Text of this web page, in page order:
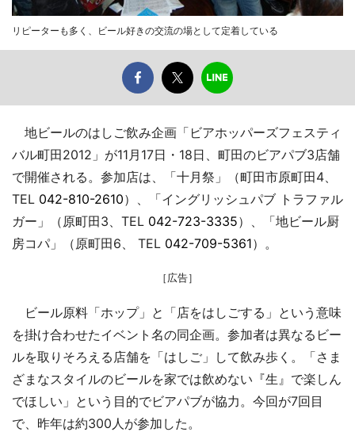
リピーターも多く、ビール好きの交流の場として定着している
地ビールのはしご飲み企画「ビアホッパーズフェスティ
バル町田2012」が11月17日・18日、町田のビアパブ3店舗
で開催される。参加店は、「十月祭」（町田市原町田4、
TEL 042-810-2610）、「イングリッシュパブ トラファル
ガー」（原町田3、TEL 042-723-3335）、「地ビール厨
房コパ」（原町田6、 TEL 042-709-5361）。
［広告］
ビール原料「ホップ」と「店をはしごする」という意味
を掛け合わせたイベント名の同企画。参加者は異なるビー
ルを取りそろえる店舗を「はしご」して飲み歩く。「さま
ざまなスタイルのビールを家では飲めない『生』で楽しん
でほしい」という目的でビアパブが協力。今回が7回目
で、昨年は約300人が参加した。